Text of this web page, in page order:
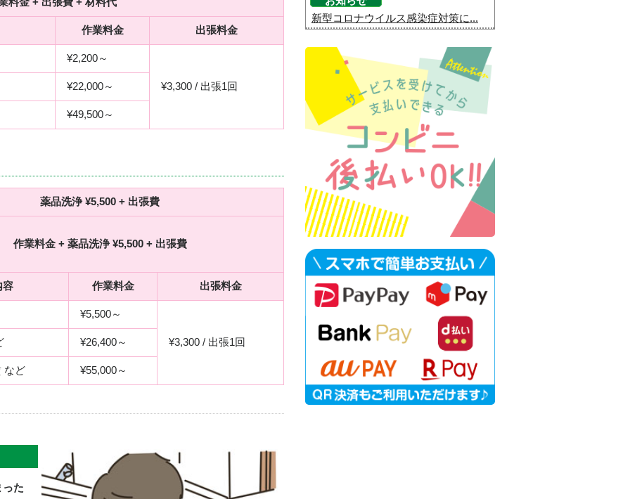
作業料金 出張料金
¥2,200～
¥3,300 / 出張1回
¥22,000～
¥49,500～
薬品洗浄 ¥5,500 + 出張費
作業料金 + 薬品洗浄 ¥5,500 + 出張費
容 作業料金 出張料金
¥5,500～
¥3,300 / 出張1回
¥26,400～
など ¥55,000～
た
新型コロナウイルス感染症対策に...